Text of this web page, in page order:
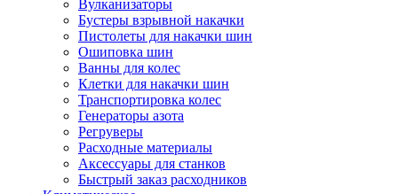
Вулканизаторы
Бустеры взрывной накачки
Пистолеты для накачки шин
Ошиповка шин
Ванны для колес
Клетки для накачки шин
Транспортировка колес
Генераторы азота
Регруверы
Расходные материалы
Аксессуары для станков
Быстрый заказ расходников